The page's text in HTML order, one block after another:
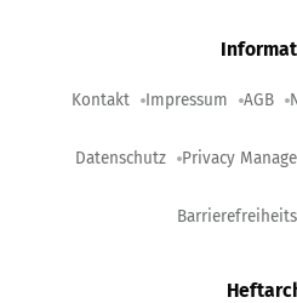
Kontakt Impressum AGB
Datenschutz Privacy